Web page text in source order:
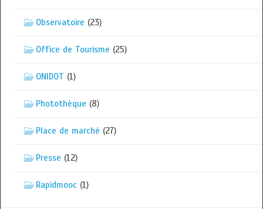
Observatoire (23)
Office de Tourisme (25)
ONIDOT (1)
Photothèque (8)
Place de marché (27)
Presse (12)
Rapidmooc (1)